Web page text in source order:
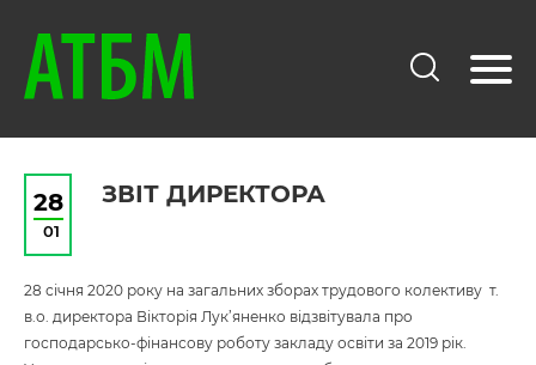
28
01
ЗВІТ ДИРЕКТОРА
28 січня 2020 року на загальних зборах трудового колективу т.
в.о. директора Вікторія Лук’яненко відзвітувала про
господарсько-фінансову роботу закладу освіти за 2019 рік.